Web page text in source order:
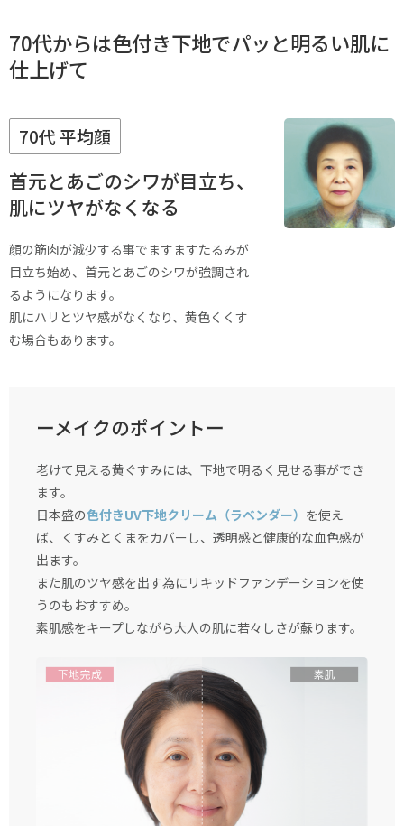
70代からは色付き下地でパッと明るい肌に
仕上げて
70代 平均顔
首元とあごのシワが目立ち、
肌にツヤがなくなる
顔の筋肉が減少する事でますますたるみが
目立ち始め、首元とあごのシワが強調され
るようになります。
肌にハリとツヤ感がなくなり、黄色くくす
む場合もあります。
ーメイクのポイントー
老けて見える黄ぐすみには、下地で明るく見せる事ができ
ます。
日本盛の色付きUV下地クリーム（ラベンダー） を使え
ば、くすみとくまをカバーし、透明感と健康的な血色感が
出ます。
また肌のツヤ感を出す為にリキッドファンデーションを使
うのもおすすめ。
素肌感をキープしながら大人の肌に若々しさが蘇ります。